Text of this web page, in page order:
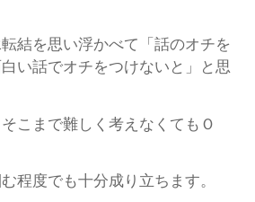
結を思い浮かべて「話のオチを
い話でオチをつけないと」と思
こまで難しく考えなくてもＯ
程度でも十分成り立ちます。